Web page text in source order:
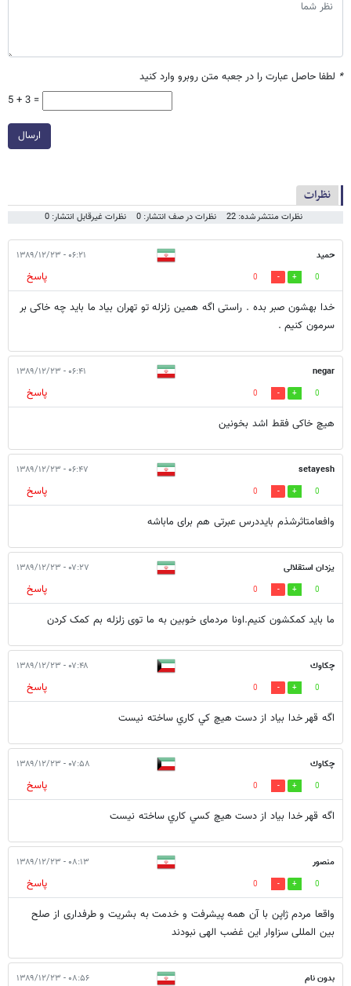
* لطفا حاصل عبارت را در جعبه متن روبرو وارد کنید
5 + 3 =
ارسال
نظرات
نظرات منتشر شده: 22 نظرات در صف انتشار: 0 نظرات غیرقابل انتشار: 0
حمید ۰۶:۲۱ - ۱۳۸۹/۱۲/۲۳
0
0
پاسخ
خدا بهشون صبر بده . راستی اگه همین زلزله تو تهران بیاد ما باید چه خاکی بر
سرمون کنیم .
negar ۰۶:۴۱ - ۱۳۸۹/۱۲/۲۳
0
0
پاسخ
هیچ خاکی فقط اشد بخونین
setayesh ۰۶:۴۷ - ۱۳۸۹/۱۲/۲۳
0
0
پاسخ
وافعامتاثرشذم بایددرس عبرتی هم برای ماباشه
یزدان استقلالی ۰۷:۲۷ - ۱۳۸۹/۱۲/۲۳
0
0
پاسخ
ما باید کمکشون کنیم.اونا مردمای خوبین به ما توی زلزله بم کمک کردن
چكاوك ۰۷:۴۸ - ۱۳۸۹/۱۲/۲۳
0
0
پاسخ
اگه قهر خدا بياد از دست هيچ كي كاري ساخته نيست
چكاوك ۰۷:۵۸ - ۱۳۸۹/۱۲/۲۳
0
0
پاسخ
اگه قهر خدا بياد از دست هيچ كسي كاري ساخته نيست
منصور ۰۸:۱۳ - ۱۳۸۹/۱۲/۲۳
0
0
پاسخ
واقعا مردم ژاپن با آن همه پیشرفت و خدمت به بشریت و طرفداری از صلح
بین المللی سزاوار این غضب الهی نبودند
بدون نام ۰۸:۵۶ - ۱۳۸۹/۱۲/۲۳